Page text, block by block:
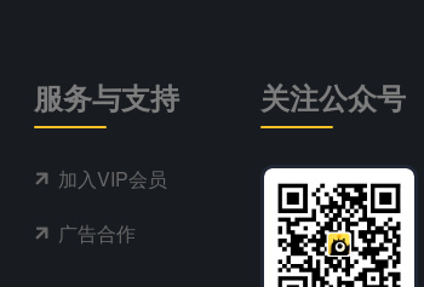
服务与支持
加入VIP会员
广告合作
关注公众号